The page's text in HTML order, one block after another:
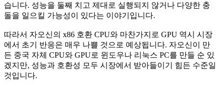
습니다. 성능을 둘째 치고 제대로 실행되지 않거나 다양한 충
돌을 일으킬 가능성이 있다는 이야기입니다.
따라서 자오신의 x86 호환 CPU와 마찬가지로 GPU 역시 시장
에서 초기 반응은 매우 나쁠 것으로 예상됩니다. 자오신이 만
든 중국 자체 CPU와 GPU로 윈도우나 리눅스 PC를 만들 순 있
겠지만, 성능과 호환성 모두 시장에서 받아들이기 힘든 수준일
것입니다.